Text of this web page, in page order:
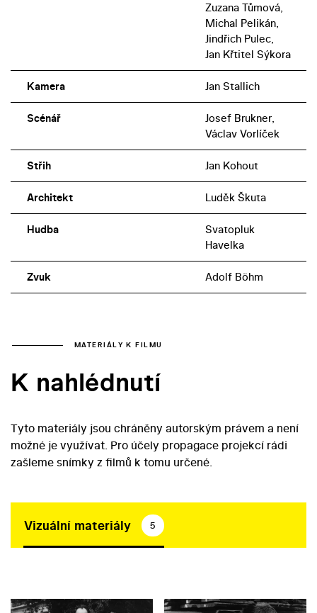
Zuzana Tůmová,
Michal Pelikán,
Jindřich Pulec,
Jan Křtitel Sýkora
Kamera Jan Stallich
Scénář
Josef Brukner,
Václav Vorlíček
Střih Jan Kohout
Architekt Luděk Škuta
Hudba
Svatopluk
Havelka
Zvuk Adolf Böhm
MATERIÁLY K FILMU
K nahlédnutí
Tyto materiály jsou chráněny autorským právem a není
možné je využívat. Pro účely propagace projekcí rádi
zašleme snímky z filmů k tomu určené.
Vizuální materiály 5